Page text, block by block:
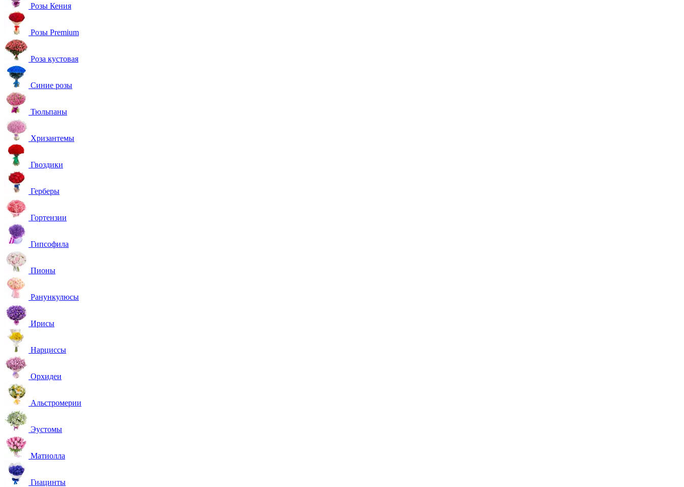
Розы Кения
Розы Premium
Роза кустовая
Синие розы
Тюльпаны
Хризантемы
Гвоздики
Герберы
Гортензии
Гипсофила
Пионы
Ранункулюсы
Ирисы
Нарциссы
Орхидеи
Альстромерии
Эустомы
Матиолла
Гиацинты